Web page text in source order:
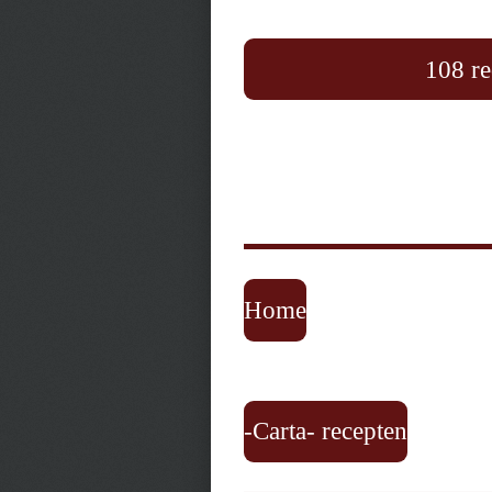
108
Home
-Carta- recepten